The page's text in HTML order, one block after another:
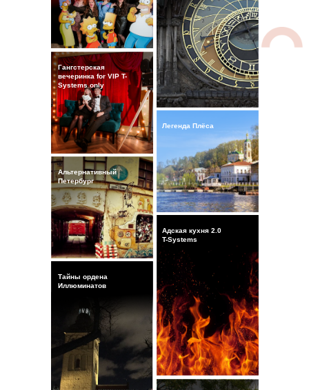
Гангстерская
вечеринка for VIP T-
Systems only
Альтернативный
Петербург
Тайны ордена
Иллюминатов
Легенда Плёса
Адская кухня 2.0
T-Systems